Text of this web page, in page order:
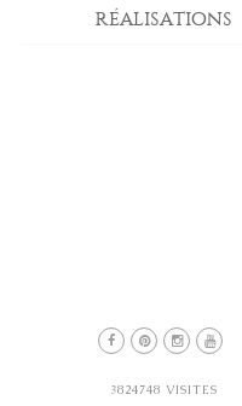
RÉALISATIONS
3824748 VISITES